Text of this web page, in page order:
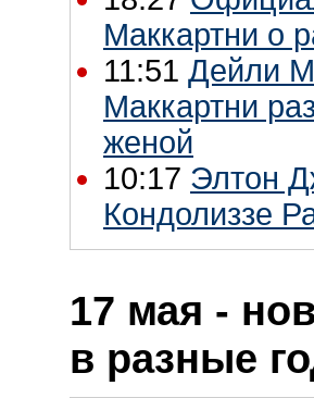
Маккартни о
11:51 Дейли
Маккартни
женой
10:17 Элтон
Кондолиззе
17 мая -
в разные